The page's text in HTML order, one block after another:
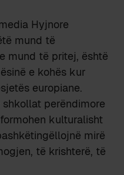
Hyjnore
mund të
mund të pritej, është
e kohës kur
europiane.
perëndimore
kulturalisht
mirë
të krishterë, të